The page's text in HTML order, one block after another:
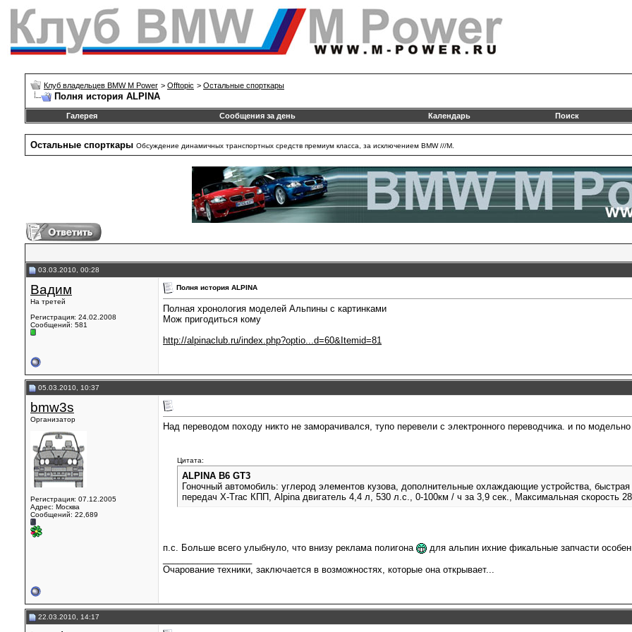
Клуб владельцев BMW M Power > Offtopic > Остальные спорткары
Полня история ALPINA
Галерея Сообщения за день Календарь Поиск
Остальные спорткары Обсуждение динамичных транспортных средств премиум класса, за исключением BMW ///M.
03.03.2010, 00:28
Вадим
На третей
Регистрация: 24.02.2008
Сообщений: 581
Полня история ALPINA
Полная хронология моделей Альпины с картинками
Мож пригодиться кому
http://alpinaclub.ru/index.php?optio...d=60&Itemid=81
05.03.2010, 10:37
bmw3s
Организатор
Регистрация: 07.12.2005
Адрес: Москва
Сообщений: 22,689
Над переводом походу никто не заморачивался, тупо перевели с электронного переводчика. и по
Цитата:
ALPINA B6 GT3
Гоночный автомобиль: углерод элементов кузова, дополнительные охлаждающие устройства,
передач X-Trac КПП, Alpina двигатель 4,4 л, 530 л.с., 0-100км / ч за 3,9 сек., Максимальная скорость
п.с. Больше всего улыбнуло, что внизу реклама полигона
для альпин ихние фикальные запчасти
Очарование техники, заключается в возможностях, которые она открывает...
22.03.2010, 14:17